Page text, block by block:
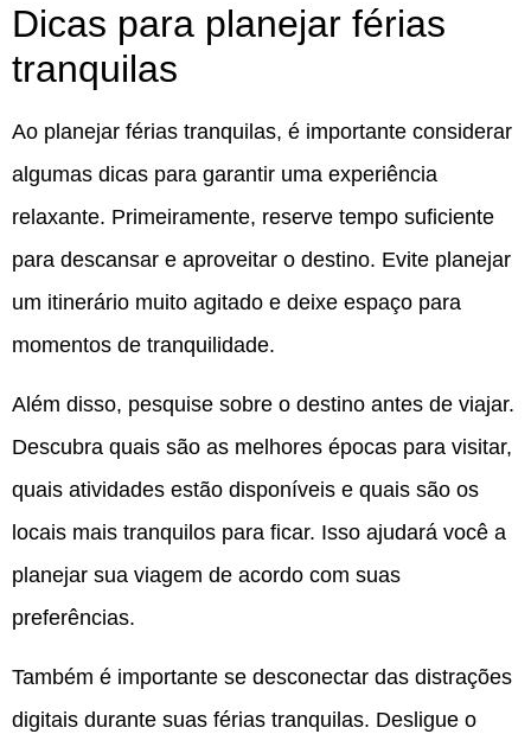
Dicas para planejar férias
tranquilas
Ao planejar férias tranquilas, é importante considerar
algumas dicas para garantir uma experiência
relaxante. Primeiramente, reserve tempo suficiente
para descansar e aproveitar o destino. Evite planejar
um itinerário muito agitado e deixe espaço para
momentos de tranquilidade.
Além disso, pesquise sobre o destino antes de viajar.
Descubra quais são as melhores épocas para visitar,
quais atividades estão disponíveis e quais são os
locais mais tranquilos para ficar. Isso ajudará você a
planejar sua viagem de acordo com suas
preferências.
Também é importante se desconectar das distrações
digitais durante suas férias tranquilas. Desligue o